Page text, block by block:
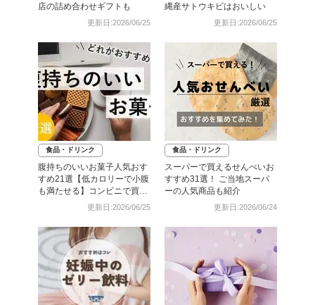
店の詰め合わせギフトも
更新日:2026/06/25
縄産サトウキビはおいしい
更新日:2026/06/25
食品・ドリンク
腹持ちのいいお菓子人気おす
すめ21選【低カロリーで小腹
も満たせる】コンビニで買え
更新日:2026/06/25
食品・ドリンク
スーパーで買えるせんべいお
すすめ31選！ ご当地スーパ
ーの人気商品も紹介
更新日:2026/06/24